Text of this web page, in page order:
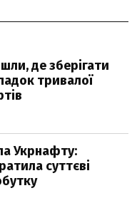
де зберігати
тривалої
Укрнафту:
суттєві